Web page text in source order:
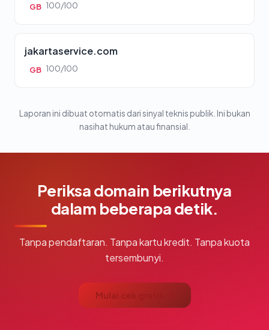
GB 100/100
jakartaservice.com
GB 100/100
Laporan ini dibuat otomatis dari sinyal teknis publik. Ini bukan
nasihat hukum atau finansial.
Periksa domain berikutnya
dalam beberapa detik.
Tanpa pendaftaran. Tanpa kartu kredit. Tanpa kuota
tersembunyi.
Mulai cek gratis →